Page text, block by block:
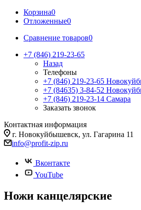
Корзина0
Отложенные0
Сравнение товаров0
+7 (846) 219-23-65
Назад
Телефоны
+7 (846) 219-23-65
+7 (84635) 3-84-52
+7 (846) 219-23-14 Самара
Заказать звонок
Контактная информация
г. Новокуйбышевск, ул. Гагарина 11
info@profit-zip.ru
Вконтакте
YouTube
Ножи канцелярские